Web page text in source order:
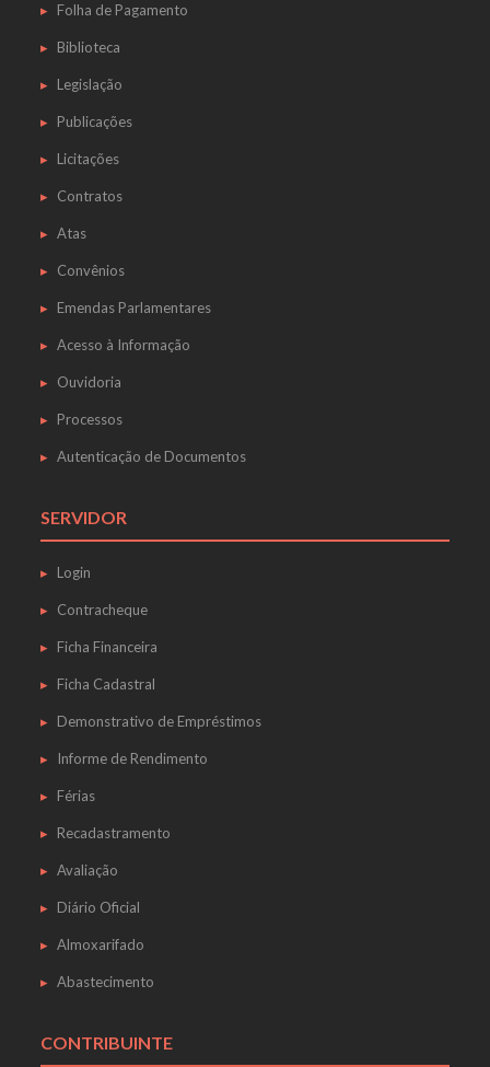
Folha de Pagamento
Biblioteca
Legislação
Publicações
Licitações
Contratos
Atas
Convênios
Emendas Parlamentares
Acesso à Informação
Ouvidoria
Processos
Autenticação de Documentos
SERVIDOR
Login
Contracheque
Ficha Financeira
Ficha Cadastral
Demonstrativo de Empréstimos
Informe de Rendimento
Férias
Recadastramento
Avaliação
Diário Oficial
Almoxarifado
Abastecimento
CONTRIBUINTE